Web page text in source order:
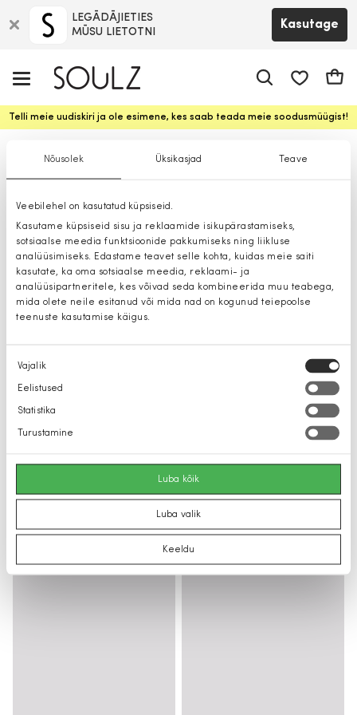
Nõusolek Üksikasjad Teave
Veebilehel on kasutatud küpsiseid.
Kasutame küpsiseid sisu ja reklaamide isikupärastamiseks,
sotsiaalse meedia funktsioonide pakkumiseks ning liikluse
analüüsimiseks. Edastame teavet selle kohta, kuidas meie saiti
kasutate, ka oma sotsiaalse meedia, reklaami- ja
analüüsipartneritele, kes võivad seda kombineerida muu teabega,
mida olete neile esitanud või mida nad on kogunud teiepoolse
teenuste kasutamise käigus.
Nõusoleku
valik
Vajalik
Eelistused
Statistika
Turustamine
Luba kõik
Luba valik
Keeldu
LEGĀDĀJIETIES
MŪSU LIETOTNI
Kasutage
Telli meie uudiskiri ja ole esimene, kes saab teada meie soodusmüügist!
Püksid